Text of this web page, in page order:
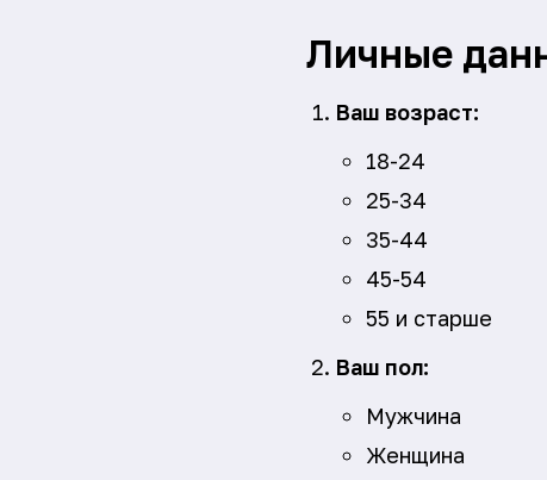
Личные
Ваш возраст:
18-24
25-34
35-44
45-54
55 и старше
Ваш пол:
Мужчина
Женщина